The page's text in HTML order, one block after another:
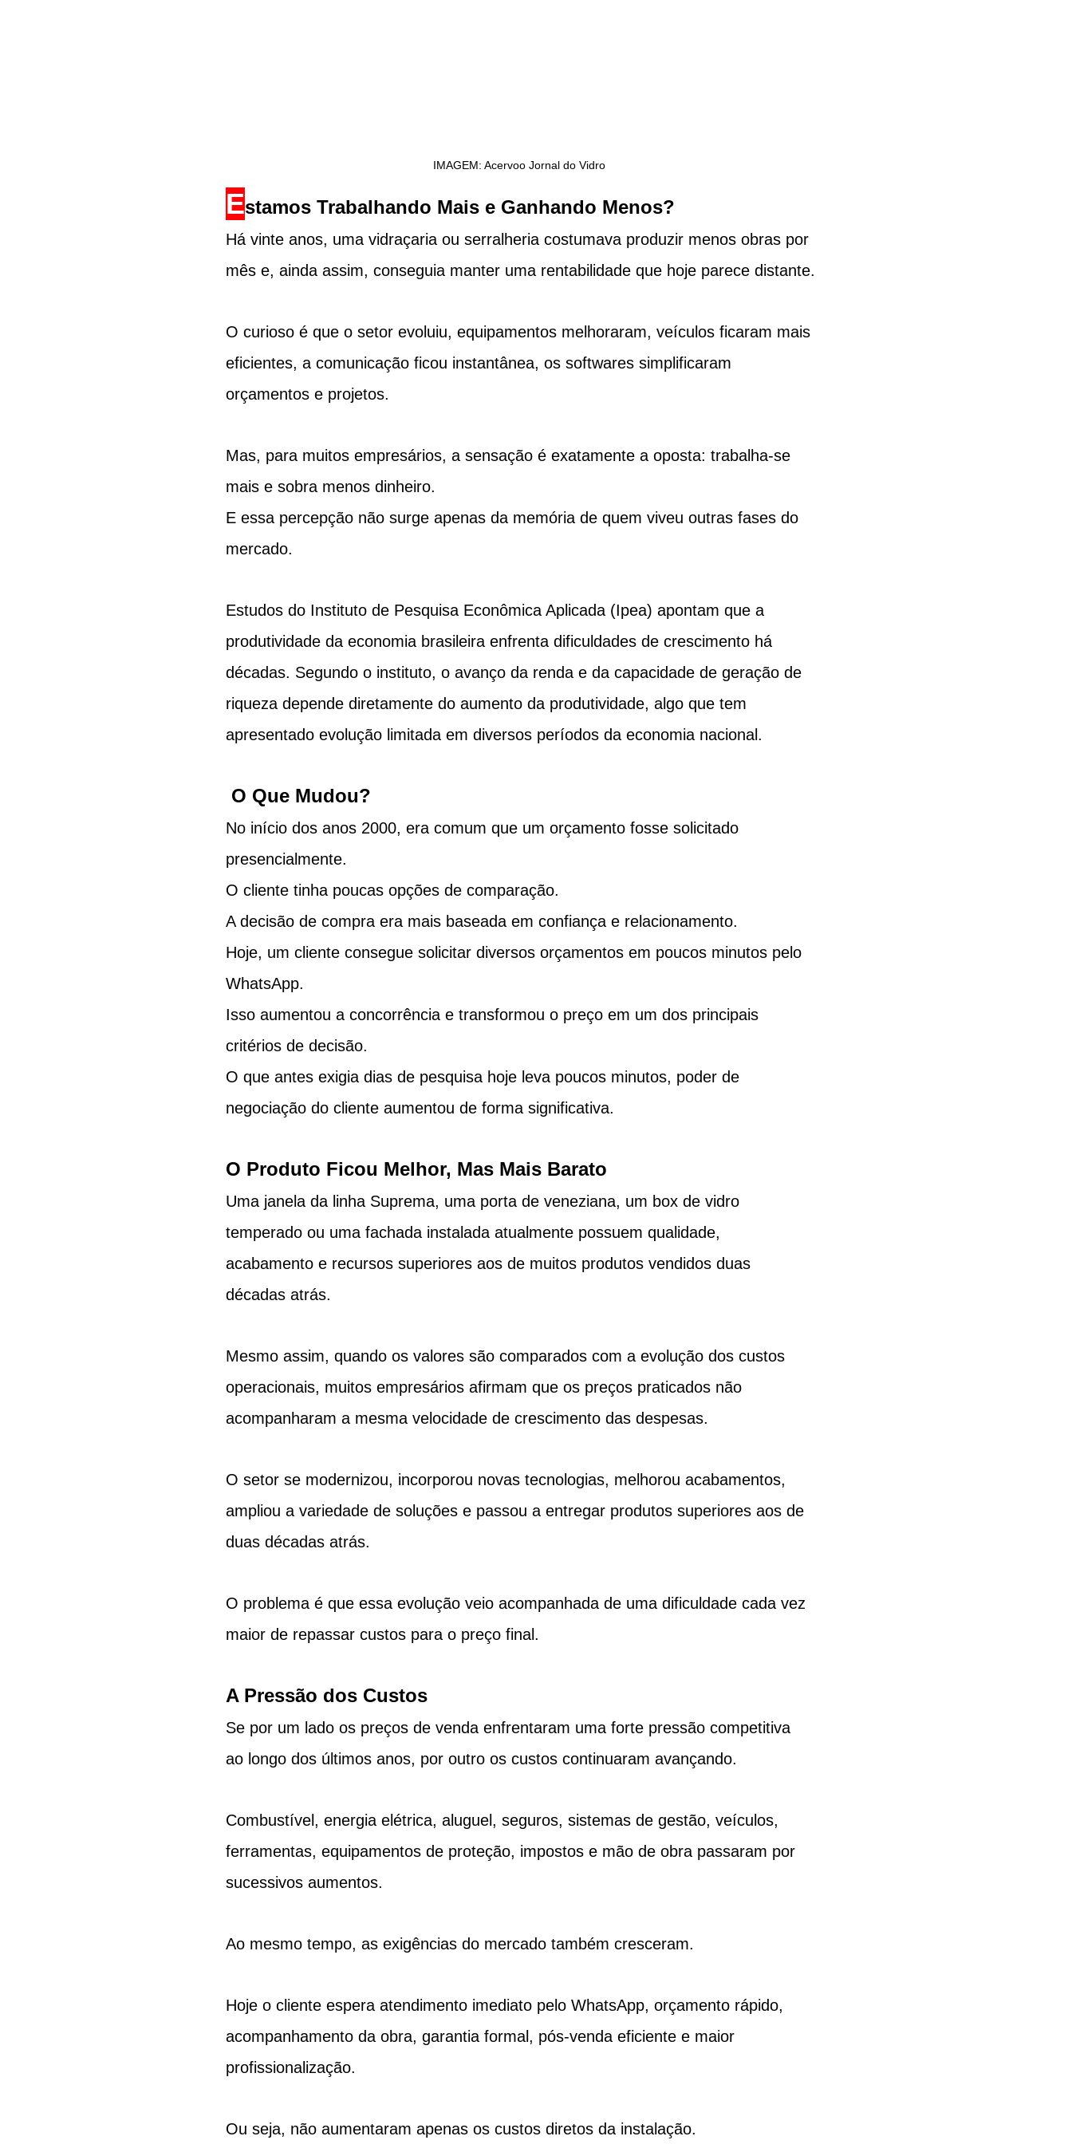
IMAGEM: Acervoo Jornal do Vidro
Estamos Trabalhando Mais e Ganhando Menos?
Há vinte anos, uma vidraçaria ou serralheria costumava produzir menos obras por
mês e, ainda assim, conseguia manter uma rentabilidade que hoje parece distante.
O curioso é que o setor evoluiu, equipamentos melhoraram, veículos ficaram mais
eficientes, a comunicação ficou instantânea, os softwares simplificaram
orçamentos e projetos.
Mas, para muitos empresários, a sensação é exatamente a oposta: trabalha-se
mais e sobra menos dinheiro.
E essa percepção não surge apenas da memória de quem viveu outras fases do
mercado.
Estudos do Instituto de Pesquisa Econômica Aplicada (Ipea) apontam que a
produtividade da economia brasileira enfrenta dificuldades de crescimento há
décadas. Segundo o instituto, o avanço da renda e da capacidade de geração de
riqueza depende diretamente do aumento da produtividade, algo que tem
apresentado evolução limitada em diversos períodos da economia nacional.
O Que Mudou?
No início dos anos 2000, era comum que um orçamento fosse solicitado
presencialmente.
O cliente tinha poucas opções de comparação.
A decisão de compra era mais baseada em confiança e relacionamento.
Hoje, um cliente consegue solicitar diversos orçamentos em poucos minutos pelo
WhatsApp.
Isso aumentou a concorrência e transformou o preço em um dos principais
critérios de decisão.
O que antes exigia dias de pesquisa hoje leva poucos minutos, poder de
negociação do cliente aumentou de forma significativa.
O Produto Ficou Melhor, Mas Mais Barato
Uma janela da linha Suprema, uma porta de veneziana, um box de vidro
temperado ou uma fachada instalada atualmente possuem qualidade,
acabamento e recursos superiores aos de muitos produtos vendidos duas
décadas atrás.
Mesmo assim, quando os valores são comparados com a evolução dos custos
operacionais, muitos empresários afirmam que os preços praticados não
acompanharam a mesma velocidade de crescimento das despesas.
O setor se modernizou, incorporou novas tecnologias, melhorou acabamentos,
ampliou a variedade de soluções e passou a entregar produtos superiores aos de
duas décadas atrás.
O problema é que essa evolução veio acompanhada de uma dificuldade cada vez
maior de repassar custos para o preço final.
A Pressão dos Custos
Se por um lado os preços de venda enfrentaram uma forte pressão competitiva
ao longo dos últimos anos, por outro os custos continuaram avançando.
Combustível, energia elétrica, aluguel, seguros, sistemas de gestão, veículos,
ferramentas, equipamentos de proteção, impostos e mão de obra passaram por
sucessivos aumentos.
Ao mesmo tempo, as exigências do mercado também cresceram.
Hoje o cliente espera atendimento imediato pelo WhatsApp, orçamento rápido,
acompanhamento da obra, garantia formal, pós-venda eficiente e maior
profissionalização.
Ou seja, não aumentaram apenas os custos diretos da instalação.